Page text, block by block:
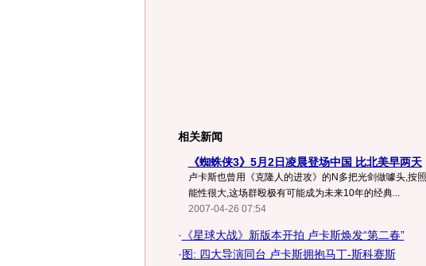
相关新闻
《蜘蛛侠3》5月2日凌晨登场中国 比北美早两天
卢卡斯也曾用《克隆人的进攻》的N多把光剑做噱头,按
能性很大,这场群殴极有可能成为未来10年的经典...
2007-04-26 07:54
· 《星球大战》新版本开拍 卢卡斯焕发“第二春”
·图: 四大导演同台 卢卡斯拥抱马丁-斯科赛斯